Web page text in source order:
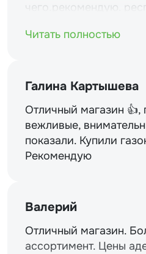
чего.рекомендую.
Читать полностью
Галина Картышева
Отличный магазин 👍,
вежливые,
показали. Купили
Рекомендую
Валерий
Отличный магазин.
ассортимент. Цены